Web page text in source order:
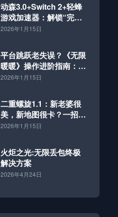
动森3.0+Switch 2+轻蜂
游戏加速器：解锁“完全
体”海岛的终极方案
2026年1月15日
平台跳跃老失误？《无限
暖暖》操作进阶指南：好
网速才是硬道理
2026年1月15日
二重螺旋1.1：新老婆很
美，新地图很卡？一招解
决！
2026年1月15日
火炬之光:无限丢包终极
解决方案
2026年4月24日